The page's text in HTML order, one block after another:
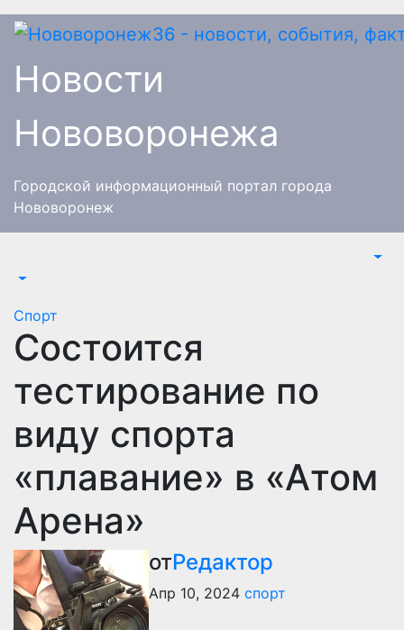
Перейти
Новости
Нововоронежа
Городской информационный портал города
Нововоронеж
Спорт
Состоится
тестирование по
виду спорта
«плавание» в «Атом
Арена»
отРедактор
Апр 10, 2024 спорт